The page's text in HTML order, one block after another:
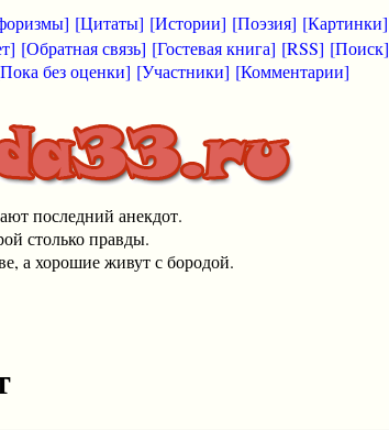
[Цитаты] [Истории] [Поэзия] [Картинки]
[Обратная связь] [Гостевая книга] [RSS] [Поиск]
без оценки] [Участники] [Комментарии]
последний анекдот.
столько правды.
а хорошие живут с бородой.